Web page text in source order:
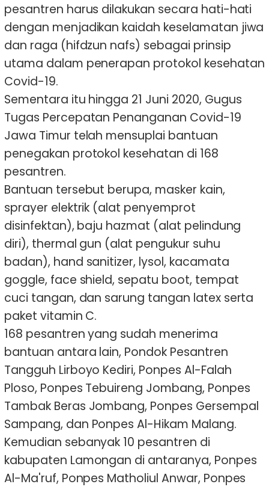
pesantren harus dilakukan secara hati-hati
dengan menjadikan kaidah keselamatan jiwa
dan raga (hifdzun nafs) sebagai prinsip
utama dalam penerapan protokol kesehatan
Covid-19.
Sementara itu hingga 21 Juni 2020, Gugus
Tugas Percepatan Penanganan Covid-19
Jawa Timur telah mensuplai bantuan
penegakan protokol kesehatan di 168
pesantren.
Bantuan tersebut berupa, masker kain,
sprayer elektrik (alat penyemprot
disinfektan), baju hazmat (alat pelindung
diri), thermal gun (alat pengukur suhu
badan), hand sanitizer, lysol, kacamata
goggle, face shield, sepatu boot, tempat
cuci tangan, dan sarung tangan latex serta
paket vitamin C.
168 pesantren yang sudah menerima
bantuan antara lain, Pondok Pesantren
Tangguh Lirboyo Kediri, Ponpes Al-Falah
Ploso, Ponpes Tebuireng Jombang, Ponpes
Tambak Beras Jombang, Ponpes Gersempal
Sampang, dan Ponpes Al-Hikam Malang.
Kemudian sebanyak 10 pesantren di
kabupaten Lamongan di antaranya, Ponpes
Al-Ma'ruf, Ponpes Matholiul Anwar, Ponpes